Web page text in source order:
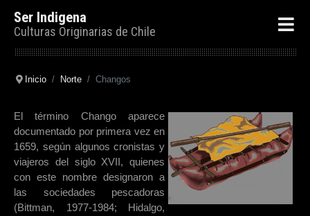
Ser Indigena
Culturas Originarias de Chile
Inicio Norte Changos
El término Chango aparece
documentado por primera vez en
1659, según algunos cronistas y
viajeros del siglo XVII, quienes
con este nombre designaron a
las sociedades pescadoras
(Bittman, 1977-1984; Hidalgo,